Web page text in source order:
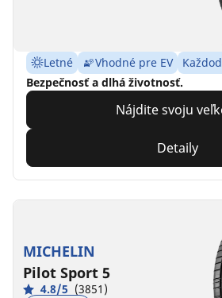
Letné Vhodné pre EV
Bezpečnosť a dlhá životnosť.
Nájdite svoju
Detaily
MICHELIN
Pilot Sport 5
4.8/5 (3851)